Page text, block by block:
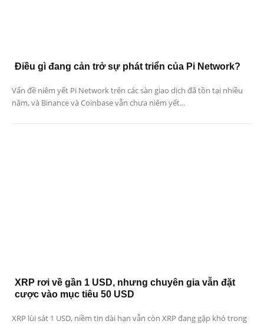
Điều gì đang cản trở sự phát triển của Pi Network?
Vấn đề niêm yết Pi Network trên các sàn giao dịch đã tồn tại nhiều
năm, và Binance và Coinbase vẫn chưa niêm yết...
XRP rơi về gần 1 USD, nhưng chuyên gia vẫn đặt
cược vào mục tiêu 50 USD
XRP lùi sát 1 USD, niềm tin dài hạn vẫn còn XRP đang gặp khó trong